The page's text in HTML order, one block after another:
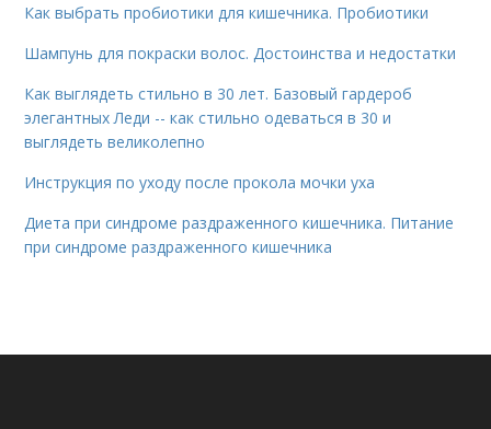
Как выбрать пробиотики для кишечника. Пробиотики
Шампунь для покраски волос. Достоинства и недостатки
Как выглядеть стильно в 30 лет. Базовый гардероб
элегантных Леди -- как стильно одеваться в 30 и
выглядеть великолепно
Инструкция по уходу после прокола мочки уха
Диета при синдроме раздраженного кишечника. Питание
при синдроме раздраженного кишечника